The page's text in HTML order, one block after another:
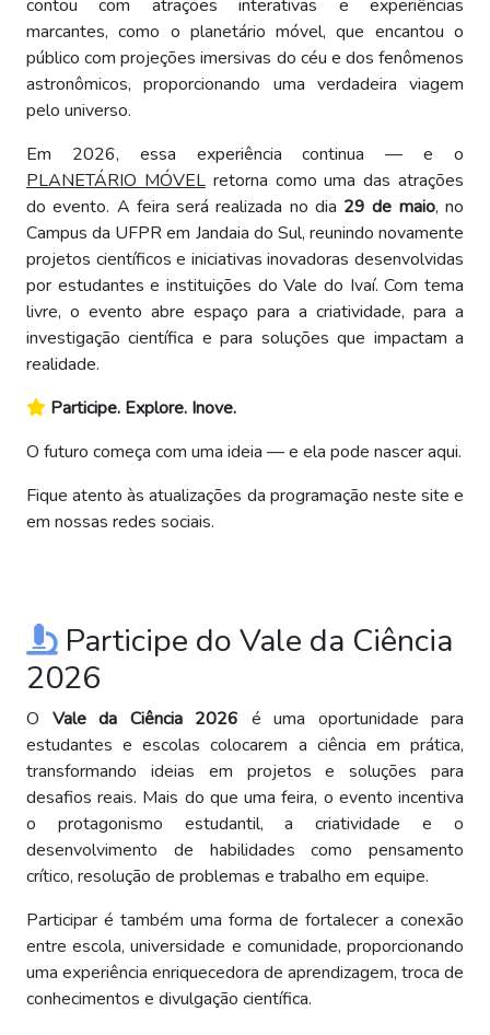
contou com atrações interativas e experiências
marcantes, como o planetário móvel, que encantou o
público com projeções imersivas do céu e dos fenômenos
astronômicos, proporcionando uma verdadeira viagem
pelo universo.
Em 2026, essa experiência continua — e o
PLANETÁRIO MÓVELretorna como uma das atrações
do evento. A feira será realizada no dia 29 de maio, no
Campus da UFPR em Jandaia do Sul, reunindo novamente
projetos científicos e iniciativas inovadoras desenvolvidas
por estudantes e instituições do Vale do Ivaí. Com tema
livre, o evento abre espaço para a criatividade, para a
investigação científica e para soluções que impactam a
realidade.
Participe. Explore. Inove.
O futuro começa com uma ideia — e ela pode nascer aqui.
Fique atento às atualizações da programação neste site e
em nossas redes sociais.
Participe do Vale da Ciência
2026
O Vale da Ciência 2026 é uma oportunidade para
estudantes e escolas colocarem a ciência em prática,
transformando ideias em projetos e soluções para
desafios reais. Mais do que uma feira, o evento incentiva
o protagonismo estudantil, a criatividade e o
desenvolvimento de habilidades como pensamento
crítico, resolução de problemas e trabalho em equipe.
Participar é também uma forma de fortalecer a conexão
entre escola, universidade e comunidade, proporcionando
uma experiência enriquecedora de aprendizagem, troca de
conhecimentos e divulgação científica.